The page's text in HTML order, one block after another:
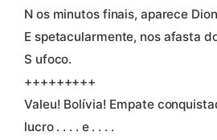
N os minutos finais, aparece
E spetacularmente, nos afasta
S ufoco.
+++++++++
Valeu! Bolívia! Empate
lucro . . . . e . . . .